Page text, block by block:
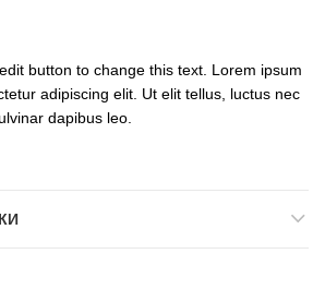
button to change this text. Lorem ipsum
adipiscing elit. Ut elit tellus, luctus nec
dapibus leo.